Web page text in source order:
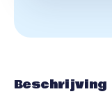
Beschrijving